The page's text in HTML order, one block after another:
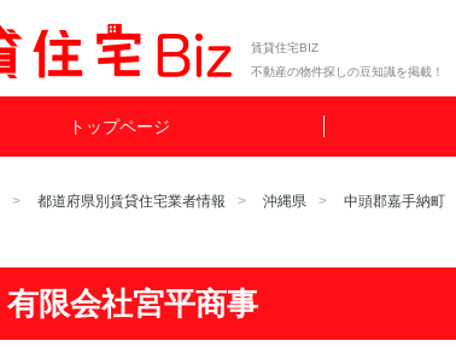
賃貸住宅BIZ
不動産の物件探しの豆知識を掲載！
トップページ
都道府県別賃貸住宅業者情報 沖縄県 中頭郡嘉手納町
有限会社宮平商事